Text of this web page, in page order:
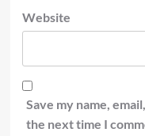
Website
Save my name,
the next time I